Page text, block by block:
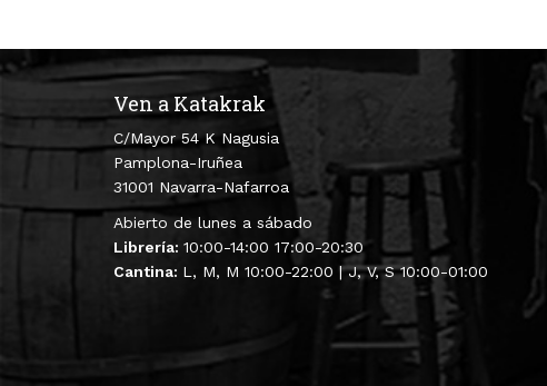
Ven a Katakrak
C/Mayor 54 K Nagusia
Pamplona-Iruñea
31001 Navarra-Nafarroa
Abierto de lunes a sábado
Librería: 10:00-14:00 17:00-20:30
Cantina: L, M, M 10:00-22:00 | J, V, S 10:00-01:00